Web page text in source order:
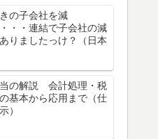
の子会社を減
・・連結で子会社の減
りましたっけ？（日本
の解説 会計処理・税
基本から応用まで（仕
）